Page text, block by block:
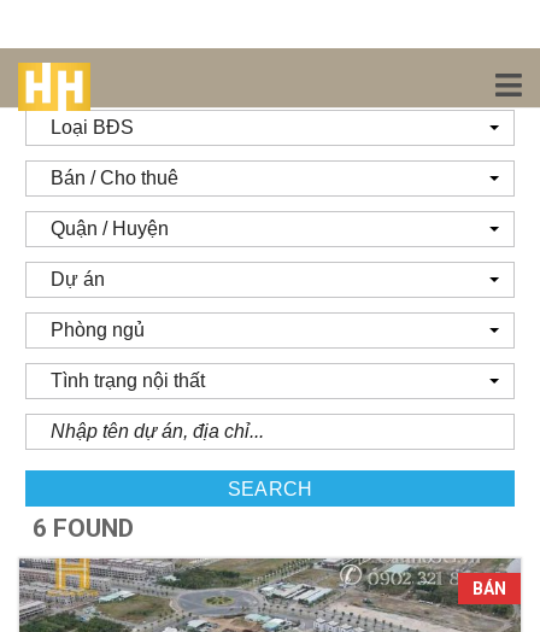
Loại BĐS
Bán / Cho thuê
Quận / Huyện
Dự án
Phòng ngủ
Tình trạng nội thất
SEARCH
6 FOUND
BÁN